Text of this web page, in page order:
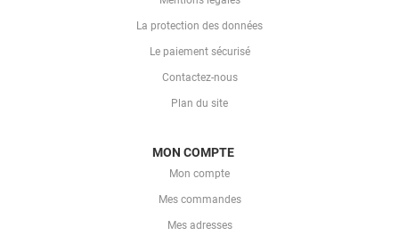
La protection des données
Le paiement sécurisé
Contactez-nous
Plan du site
MON COMPTE
Mon compte
Mes commandes
Mes adresses